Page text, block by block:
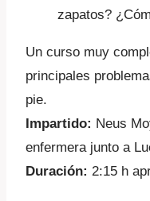
zapatos?
Un curso muy
principales
pie.
Impartido: Neus
enfermera junto a
Duración: 2:15 h